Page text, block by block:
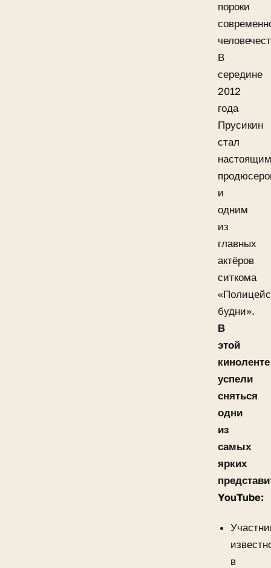
пороки
В
середине
2012
года
Прусикин
стал
настоящим
и
одним
из
главных
актёров
ситкома
будни».
В
этой
киноленте
успели
сняться
одни
из
самых
ярких
YouTube:
в